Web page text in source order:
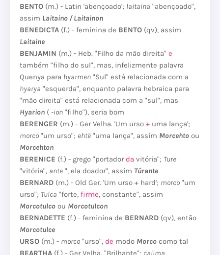
BENTO (m.) - Latin 'abençoado'; laitaina "abençoado",
assim Laitaino / Laitainon
BENEDICTA (f.) - feminina de BENTO (qv), assim
Laitaine
BENJAMIN (m.) - Heb. "Filho da mão direita" e
também "filho do sul", mas, infelizmente palavra
Quenya para hyarmen "Sul" está relacionada com a
hyarya "esquerda", enquanto palavra hebraica para
"mão direita" está relacionada com a "sul", mas
Hyarion ( -ion ​​"filho"), seria bom
BERENGER (m.) - Ger Velha. 'Um urso + uma lança';
morco "um urso"; ehtë "uma lança", assim Morcehto ou
Morcehton
BERENICE (f.) - grego "portador da vitória"; Ture
"vitória", ante ", ela doador", assim Túrante
BERNARD (m.) - Old Ger. 'Um urso + hard'; morco "um
urso"; Tulca "forte, firme, constante", assim
Morcotulco ou Morcotulcon
BERNADETTE (f.) - feminina de BERNARD (qv), então
Morcotulce
URSO (m.) - morco "urso", de modo Morco como tal
BEARTHA (f.) - Ger Velha. "Brilhante"; calima